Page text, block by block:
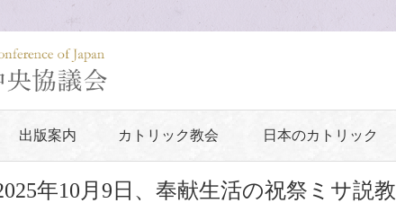
出版案内 カトリック教会 日本のカトリック
年10月9日、奉献生活の祝祭ミサ説教